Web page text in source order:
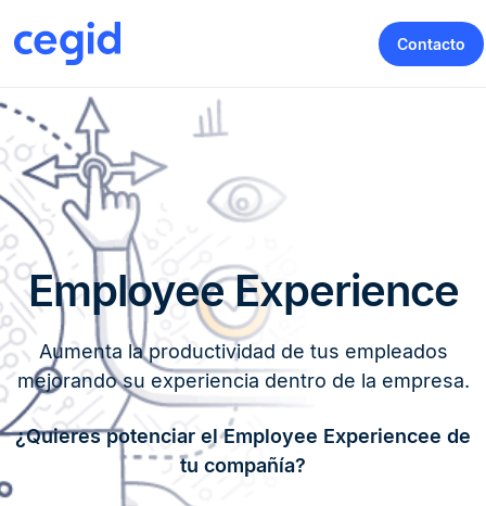
Contacto
Employee Experience
Aumenta la productividad de tus empleados
mejorando su experiencia dentro de la empresa.
¿Quieres potenciar el Employee Experiencee de
tu compañía?